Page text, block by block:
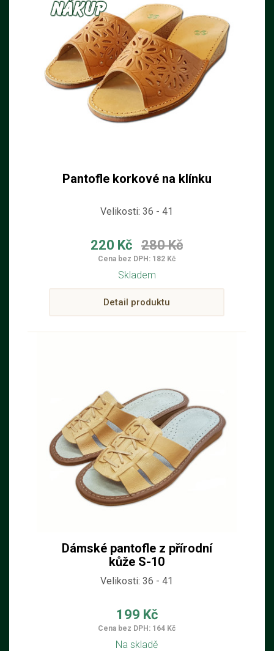
Pantofle korkové na klínku
Velikosti: 36 - 41
220 Kč 280 Kč
Cena bez DPH: 182 Kč
Skladem
Detail produktu
Dámské pantofle z přírodní
kůže S-10
Velikosti: 36 - 41
199 Kč
Cena bez DPH: 164 Kč
Na skladě